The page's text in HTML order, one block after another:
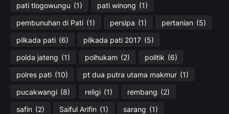
pati tlogowungu (1) pati winong (1)
pembunuhan di Pati (1) persipa (1) pertanian (5)
pilkada pati (6) pilkada pati 2017 (5)
polda jateng (1) polhukam (2) politik (6)
polres pati (10) pt dua putra utama makmur (1)
pucakwangi (8) religi (1) rembang (2)
safin (2) Saiful Arifin (1) sarang (1)